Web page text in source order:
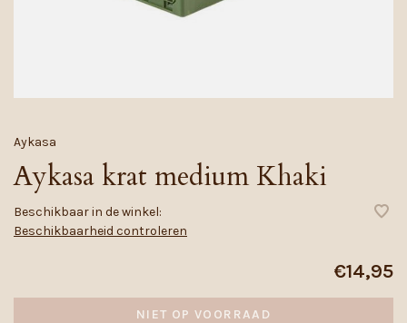
Aykasa
Aykasa krat medium Khaki
Beschikbaar in de winkel:
Beschikbaarheid controleren
€14,95
NIET OP VOORRAAD